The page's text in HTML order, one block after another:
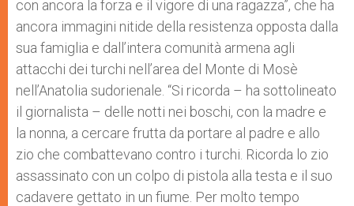
con ancora la forza e il vigore di una ragazza”, che ha
ancora immagini nitide della resistenza opposta dalla
sua famiglia e dall’intera comunità armena agli
attacchi dei turchi nell’area del Monte di Mosè
nell’Anatolia sudorienale. “Si ricorda – ha sottolineato
il giornalista – delle notti nei boschi, con la madre e
la nonna, a cercare frutta da portare al padre e allo
zio che combattevano contro i turchi. Ricorda lo zio
assassinato con un colpo di pistola alla testa e il suo
cadavere gettato in un fiume. Per molto tempo